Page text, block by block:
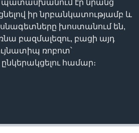
պատասխանում էր նրանց
իր նրբանկատությամբ և
խոստանում են,
բազմալեզու, բացի այդ
ռոբոտ՝
համար։